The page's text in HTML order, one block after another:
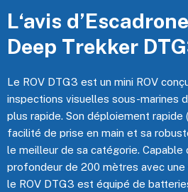
L‘avis
Deep Trekker
Le ROV DTG3 est un mini ROV
inspections visuelles sous-marines
plus rapide. Son déploiement rapide
facilité de prise en main et sa
le meilleur de sa catégorie. Capable
profondeur de 200 mètres avec
le ROV DTG3 est équipé de